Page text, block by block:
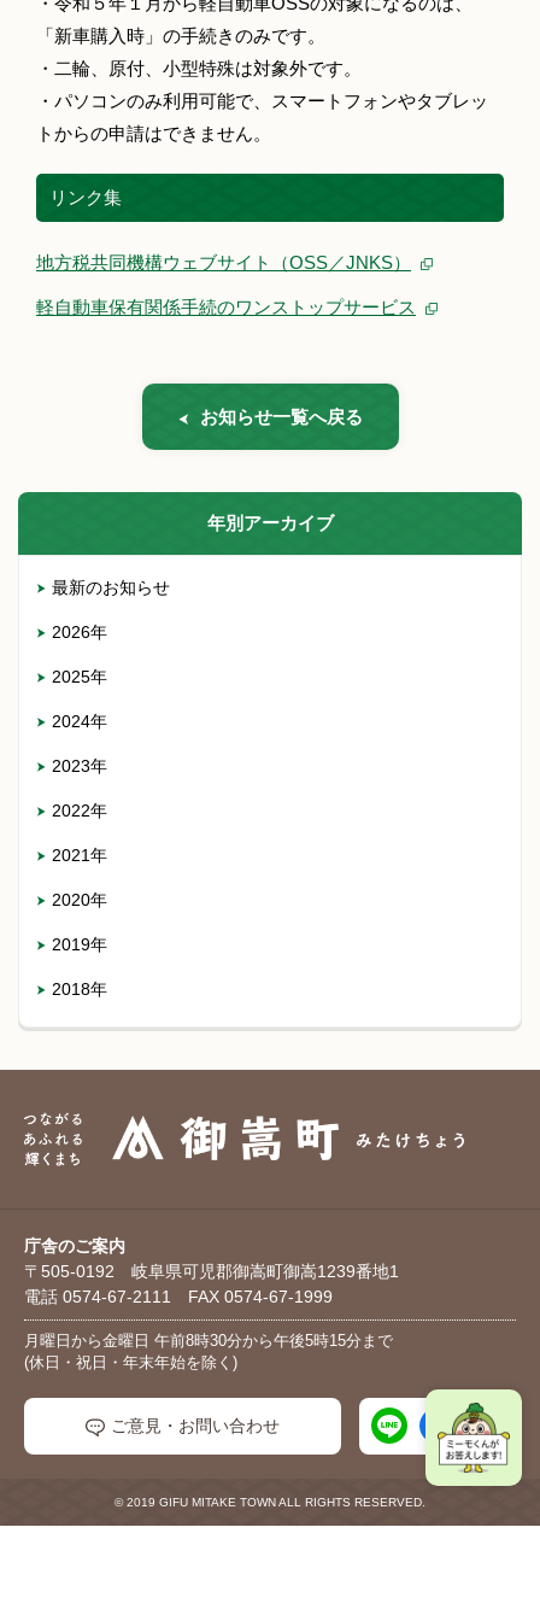
「新車購入時」の手続きのみです。
・二輪、原付、小型特殊は対象外です。
・パソコンのみ利用可能で、スマートフォンやタブレッ
トからの申請はできません。
リンク集
地方税共同機構ウェブサイト（OSS／JNKS）
軽自動車保有関係手続のワンストップサービス
お知らせ一覧へ戻る
年別アーカイブ
最新のお知らせ
2026年
2025年
2024年
2023年
2022年
2021年
2020年
2019年
2018年
庁舎のご案内
〒505-0192 岐阜県可児郡御嵩町御嵩1239番地1
電話 0574-67-2111 FAX 0574-67-1999
月曜日から金曜日 午前8時30分から午後5時15分まで
(休日・祝日・年末年始を除く)
ご意見・お問い合わせ
© 2019 GIFU MITAKE TOWN ALL RIGHTS RESERVED.